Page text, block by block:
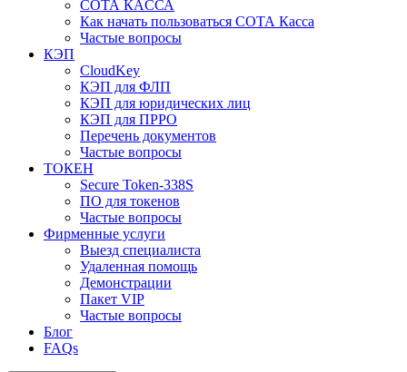
СОТА КАCСА
Как начать пользоваться СОТА Касса
Частые вопросы
КЭП
CloudKey
КЭП для ФЛП
КЭП для юридических лиц
КЭП для ПРРО
Перечень документов
Частые вопросы
ТОКЕН
Secure Token-338S
ПО для токенов
Частые вопросы
Фирменные услуги
Выезд специалиста
Удаленная помощь
Демонстрации
Пакет VIP
Частые вопросы
Блог
FAQs